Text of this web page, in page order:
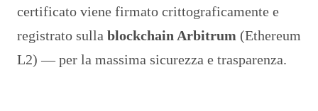
certificato viene firmato crittograficamente e
registrato sulla blockchain Arbitrum (Ethereum
L2) — per la massima sicurezza e trasparenza.